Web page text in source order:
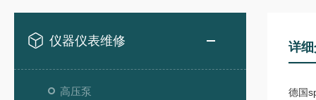
仪器仪表维修
高压泵
详
德国